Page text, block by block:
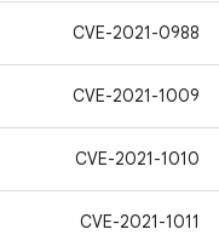
CVE-2021-0988
CVE-2021-1009
CVE-2021-1010
CVE-2021-1011